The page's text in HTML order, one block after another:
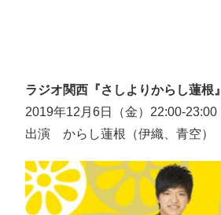
ラジオ関西『さしよりからし蓮根』
2019年12月6日（金）22:00-23:00
出演 からし蓮根（伊織、青空）